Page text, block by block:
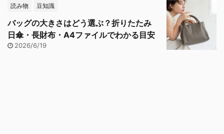
読み物 豆知識
バッグの大きさはどう選ぶ？折りたたみ
日傘・長財布・A4ファイルでわかる目安
2026/6/19